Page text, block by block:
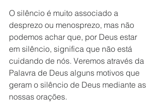
O silêncio é muito associado a
desprezo ou menosprezo, mas não
podemos achar que, por Deus estar
em silêncio, significa que não está
cuidando de nós. Veremos através da
Palavra de Deus alguns motivos que
geram o silêncio de Deus mediante as
nossas orações.